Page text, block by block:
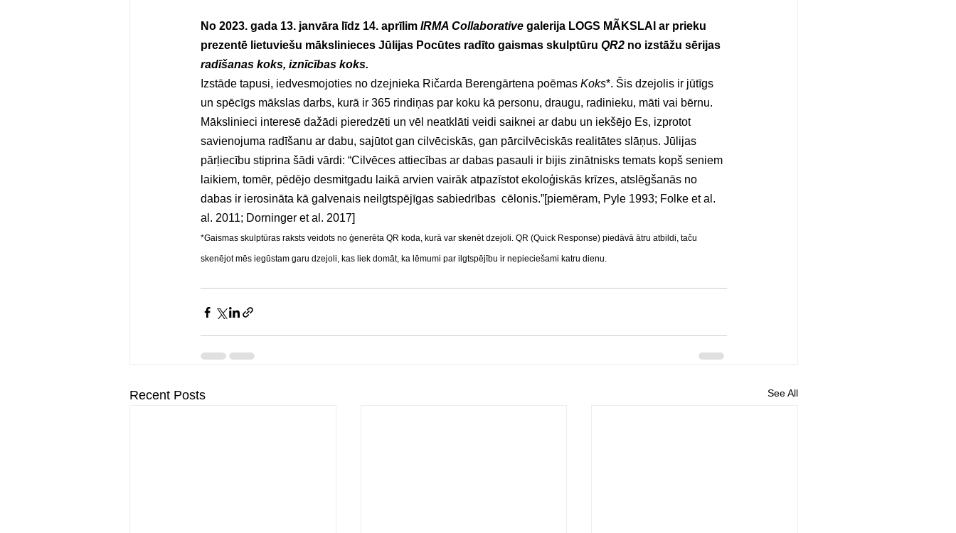
No 2023. gada 13. janvāra līdz 14. aprīlim IRMA Collaborative galerija LOGS MÃKSLAI ar prieku
prezentē lietuviešu mākslinieces Jūlijas Pocūtes radīto gaismas skulptūru QR2 no izstāžu sērijas
radīšanas koks, iznīcības koks.
Izstāde tapusi, iedvesmojoties no dzejnieka Ričarda Berengārtena poēmas Koks*. Šis dzejolis ir jūtīgs
un spēcīgs mākslas darbs, kurā ir 365 rindiņas par koku kā personu, draugu, radinieku, māti vai bērnu.
Mākslinieci interesē dažādi pieredzēti un vēl neatklāti veidi saiknei ar dabu un iekšējo Es, izprotot
savienojuma radīšanu ar dabu, sajūtot gan cilvēciskās, gan pārcilvēciskās realitātes slāņus. Jūlijas
pārļiecību stiprina šādi vārdi: “Cilvēces attiecības ar dabas pasauli ir bijis zinātnisks temats kopš seniem
laikiem, tomēr, pēdējo desmitgadu laikā arvien vairāk atpazīstot ekoloģiskās krīzes, atslēgšanās no
dabas ir ierosināta kā galvenais neilgtspējīgas sabiedrības  cēlonis.”[piemēram, Pyle 1993; Folke et al.
al. 2011; Dorninger et al. 2017]
*Gaismas skulptūras raksts veidots no ģenerēta QR koda, kurā var skenēt dzejoli. QR (Quick Response) piedāvā ātru atbildi, taču
skenējot mēs iegūstam garu dzejoli, kas liek domāt, ka lēmumi par ilgtspējību ir nepieciešami katru dienu.
Recent Posts See All